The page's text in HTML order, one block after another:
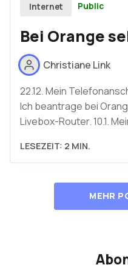
Internet Public
Bei Orange
Christiane Link
22.12. Mein
Ich beantrage bei
Livebox-Router. 10.1.
LESEZEIT: 2 MIN.
MEHR